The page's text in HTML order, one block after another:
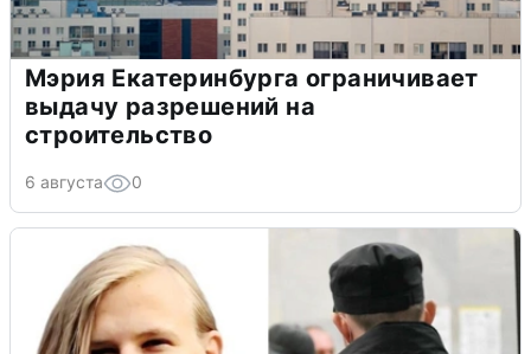
Мэрия Екатеринбурга ограничивает
выдачу разрешений на
строительство
6 августа 0